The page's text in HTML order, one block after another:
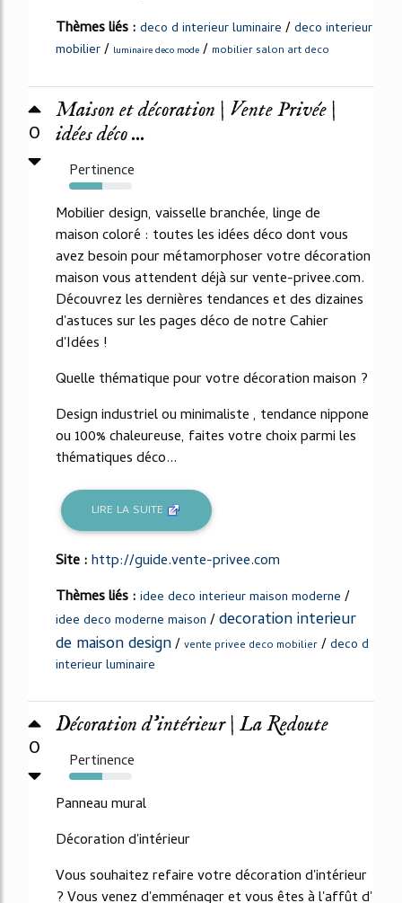
Thèmes liés : deco d interieur luminaire /deco interieur
mobilier/ luminaire deco mode / mobilier salon art deco
0
Maison et décoration | Vente Privée |
idées déco ...
Pertinence
53%
Mobilier design, vaisselle branchée, linge de
maison coloré : toutes les idées déco dont vous
avez besoin pour métamorphoser votre décoration
maison vous attendent déjà sur vente-privee.com.
Découvrez les dernières tendances et des dizaines
d'astuces sur les pages déco de notre Cahier
d'Idées !
Quelle thématique pour votre décoration maison ?
Design industriel ou minimaliste , tendance nippone
ou 100% chaleureuse, faites votre choix parmi les
thématiques déco...
LIRE LA SUITE
Site :http://guide.vente-privee.com
Thèmes liés : idee deco interieur maison moderne /
idee deco moderne maison /decoration interieur
de maison design/ vente privee deco mobilier /deco d
interieur luminaire
0
Décoration d'intérieur | La Redoute
Pertinence
53%
Panneau mural
Décoration d'intérieur
Vous souhaitez refaire votre décoration d'intérieur